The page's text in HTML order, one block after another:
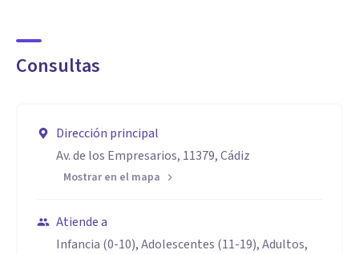
Consultas
Dirección principal
Av. de los Empresarios, 11379, Cádiz
Mostrar en el mapa
Atiende a
Infancia (0-10), Adolescentes (11-19), Adultos,